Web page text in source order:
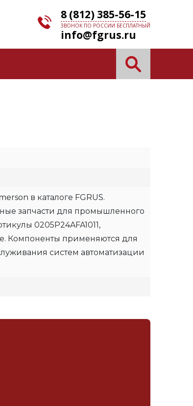
8 (812) 385-56-15
ЗВОНОК ПО РОССИИ БЕСПЛАТНЫЙ
info@fgrus.ru
в каталоге FGRUS.
запчасти для промышленного
0205P24AFA1011,
Компоненты применяются для
систем автоматизации